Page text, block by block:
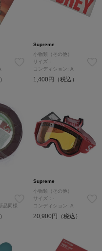
Supreme
小物類（その他）
サイズ：-
コンディション: A
1,400円（税込）
品同様
Supreme
小物類（その他）
サイズ：-
コンディション: A
20,900円（税込）